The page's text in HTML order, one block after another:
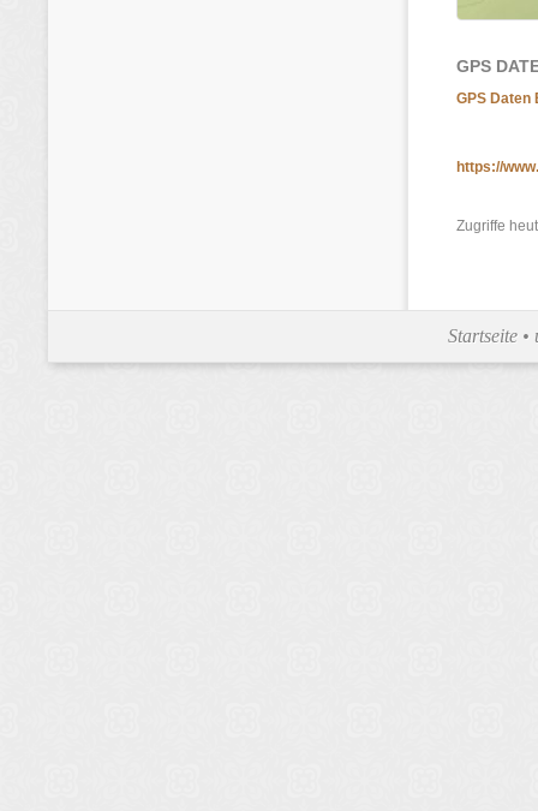
GPS
GPS Daten
https://
Zugriffe
Startseite •